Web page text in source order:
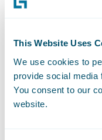
This Website Uses
We use cookies to
provide social media
You consent to our
website.
einer
Modellierung
Beobachtung
Cyber-